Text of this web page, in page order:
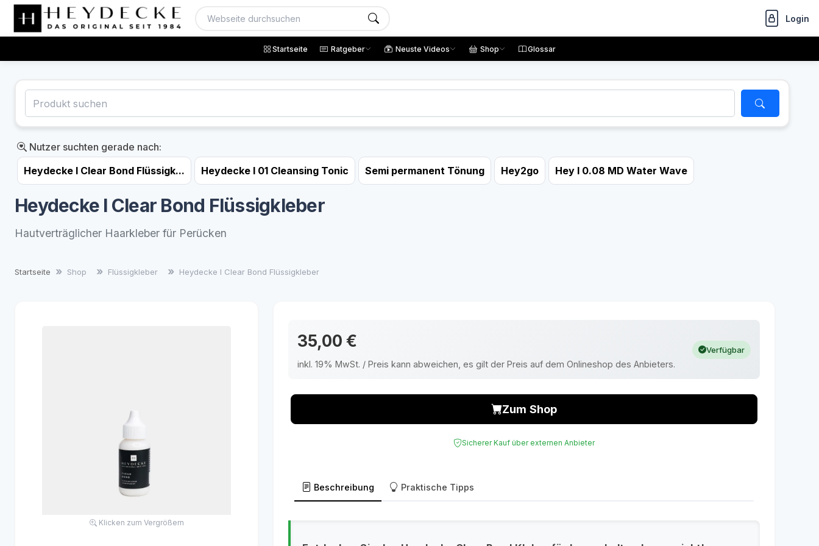
Login
Startseite Ratgeber Neuste Videos Shop Glossar
Nutzer suchten gerade nach:
Heydecke I Clear Bond Flüssigk...
Heydecke I 01 Cleansing Tonic Semi permanent Tönung Hey2go Hey I 0.08 MD Water Wave
Heydecke I Clear Bond Flüssigkleber
Hautverträglicher Haarkleber für Perücken
Startseite Shop Flüssigkleber Heydecke I Clear Bond Flüssigkleber
Klicken zum Vergrößern
35,00 €
inkl. 19% MwSt. / Preis kann abweichen, es gilt der Preis auf dem Onlineshop des Anbieters.
Verfügbar
Zum Shop
Sicherer Kauf über externen Anbieter
Beschreibung Praktische Tipps